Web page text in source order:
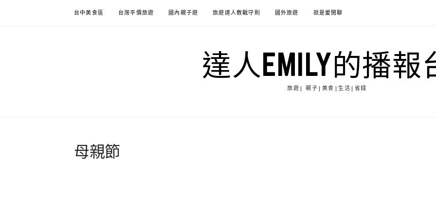
台中美食區 台灣平價旅遊 國內親子遊 旅遊達人教戰守則 國外旅遊 就是愛閒聊
達人EMILY的播報
旅遊| 親子|美食|生活|省錢
母親節